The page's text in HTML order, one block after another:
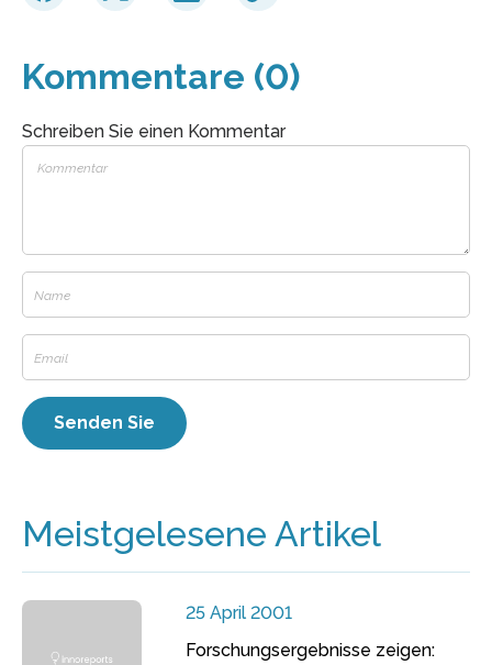
Kommentare (0)
Schreiben Sie einen Kommentar
Meistgelesene Artikel
25 April 2001
Forschungsergebnisse zeigen: